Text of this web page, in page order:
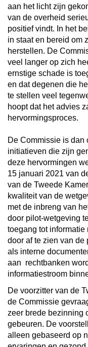
aan het licht zijn
van de overheid
positief vindt. In het
in staat en bereid om
herstellen. De
veel langer op zich
ernstige schade is
en dat degenen die
te stellen veel
hoopt dat het advies
hervormingsproces.
De Commissie is dan
initiatieven die zijn
deze hervormingen
15 januari 2021 van
van de Tweede
kwaliteit van de
met de inbreng van
door pilot-wetgeving
toegang tot
door af te zien van
als interne
aan rechtbanken
informatiestroom
De voorzitter van de
de Commissie
zeer brede bezinning
gebeuren. De
alleen gebaseerd op